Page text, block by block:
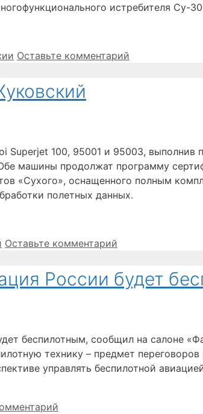
истребителя Су-
Оставьте комментарий
Superjet 100, 95001 и 95003,
машины продолжат программу
«Сухого», оснащенного полным
полетных данных.
Оставьте комментарий
России будет
беспилотным, сообщил на салоне
технику – предмет
управлять беспилотной